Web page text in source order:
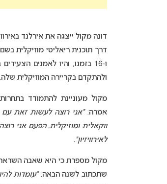
דונה מקול ייצגה את אירלנד באירוויזיון 2005 עם אחיה ולא העפילה לגמר
ו-16 בזמנו, והיו לאמנים
ולהתקדם בקריירה המוזיקלית שלה.
מקול מעוניינת להתמודד
אמרה:“אני רוצה לעשות זאת עם
ווקאלית ומוזיקלית. הפעם אני
לאירוויזיון”.
מקול מספרת כי היא שאבה
שתכתוב לשנה הבאה:“עומדות